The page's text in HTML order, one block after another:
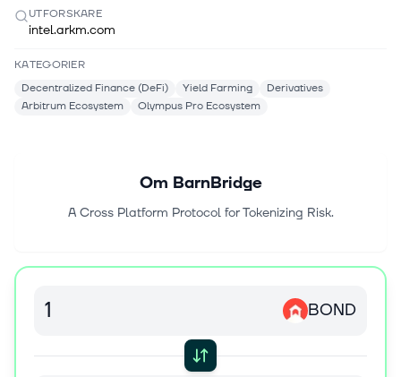
UTFORSKARE
intel.arkm.com
KATEGORIER
Decentralized Finance (DeFi)
Yield Farming
Derivatives
Arbitrum Ecosystem
Olympus Pro Ecosystem
Om BarnBridge
A Cross Platform Protocol for Tokenizing Risk.
BOND